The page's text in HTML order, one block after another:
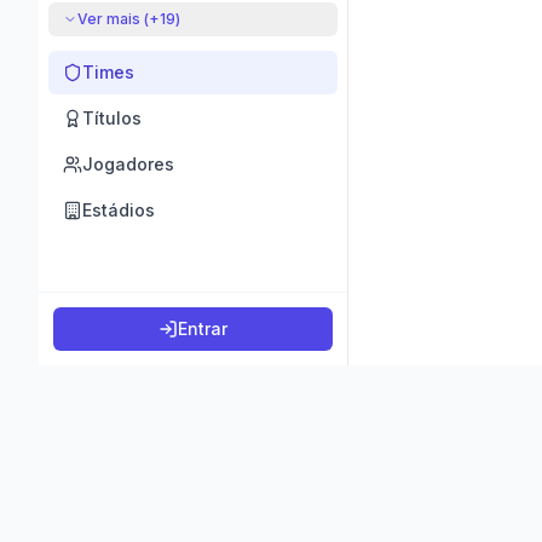
Ver mais (+19)
Times
Títulos
Jogadores
Estádios
Entrar